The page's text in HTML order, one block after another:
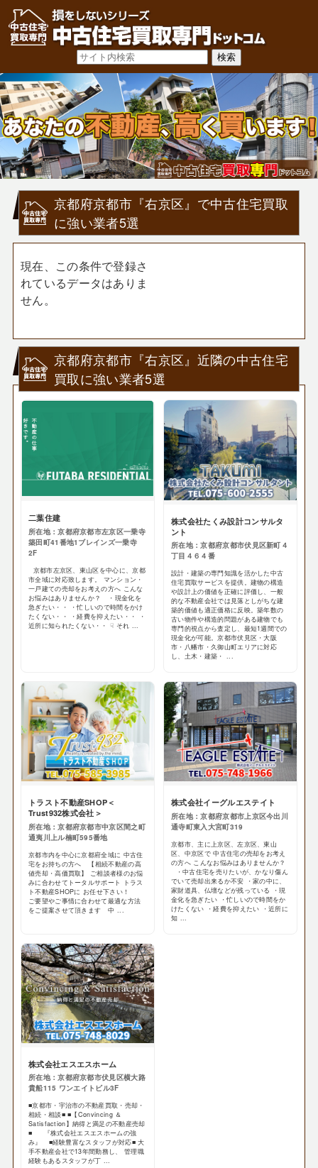
京都府京都市『右京区』で中古住宅買取
に強い業者5選
現在、この条件で登録さ
れているデータはありま
せん。
京都府京都市『右京区』近隣の中古住宅
買取に強い業者5選
二葉住建
所在地：京都府京都市左京区一乗寺
築田町41番地1ブレインズ一乗寺
2F
京都市左京区、東山区を中心に、京都
市全域に対応致します。 マンション・
一戸建ての売却をお考えの方へ こんな
お悩みはありませんか？ ・現金化を
急ぎたい・・ ・忙しいので時間をかけ
たくない・・ ・経費を抑えたい・・ ・
近所に知られたくない・・ ☟ それ ...
株式会社たくみ設計コンサルタ
ント
所在地：京都府京都市伏見区新町４
丁目４６４番
設計・建築の専門知識を活かした中古
住宅買取サービスを提供。建物の構造
や設計上の価値を正確に評価し、一般
的な不動産会社では見落としがちな建
築的価値も適正価格に反映。築年数の
古い物件や構造的問題がある建物でも
専門的視点から査定し、最短1週間での
現金化が可能。京都市伏見区・大阪
市・八幡市・久御山町エリアに対応
し、土木・建築・ ...
トラスト不動産SHOP＜
Trust932株式会社＞
所在地：京都府京都市中京区間之町
通夷川上ル楠町595番地
京都市内を中心に京都府全域に 中古住
宅をお持ちの方へ 【相続不動産の高
値売却・高価買取】 ご相談者様のお悩
みに合わせてトータルサポート トラス
ト不動産SHOPに お任せ下さい！
ご要望やご事情に合わせて最適な方法
をご提案させて頂きます 中 ...
株式会社イーグルエステイト
所在地：京都府京都市上京区今出川
通寺町東入大宮町319
京都市、主に上京区、左京区、東山
区、中京区で 中古住宅の売却をお考え
の方へ こんなお悩みはありませんか？
・中古住宅を売りたいが、かなり傷ん
でいて売却出来るか不安 ・家の中に、
家財道具、仏壇などが残っている ・現
金化を急ぎたい ・忙しいので時間をか
けたくない ・経費を抑えたい ・近所に
知 ...
株式会社エスエスホーム
所在地：京都府京都市伏見区横大路
貴船115 ワンエイトビル3F
■京都市・宇治市の不動産買取・売却・
相続・相談■ ■【Convincing ＆
Satisfaction】納得と満足の不動産売却
■ 『株式会社エスエスホームの強
み』 ■経験豊富なスタッフが対応■ 大
手不動産会社で13年間勤務し、 管理職
経験もあるスタッフが丁 ...